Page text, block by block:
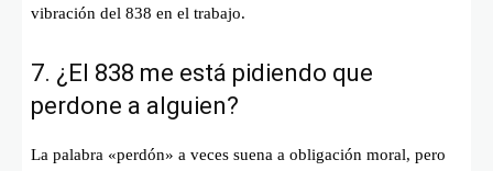
vibración del 838 en el trabajo.
7. ¿El 838 me está pidiendo que
perdone a alguien?
La palabra «perdón» a veces suena a obligación moral, pero